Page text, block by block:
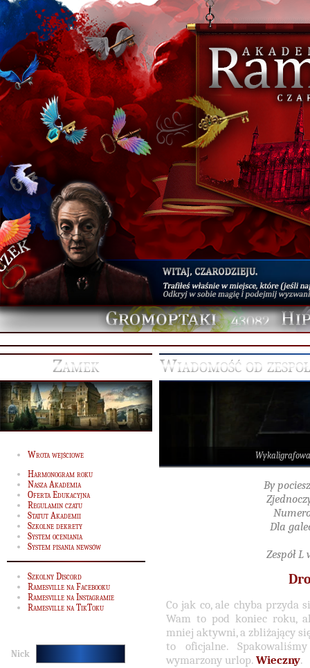
43082
Zamek
Wrota wejściowe
Harmonogram roku
Nasza Akademia
Oferta Edukacyjna
Regulamin czatu
Statut Akademii
Szkolne dekrety
System oceniania
System pisania newsów
Szkolny Discord
Ramesville na Facebooku
Ramesville na Instagramie
Ramesville na TikToku
Nick
Wiadomość od
By
Dla
Zespół
Co jak co, ale chyba przyda
Wam to pod koniec roku,
mniej aktywni, a zbliżający
to oficjalne.
wymarzony urlop. Wieczny.